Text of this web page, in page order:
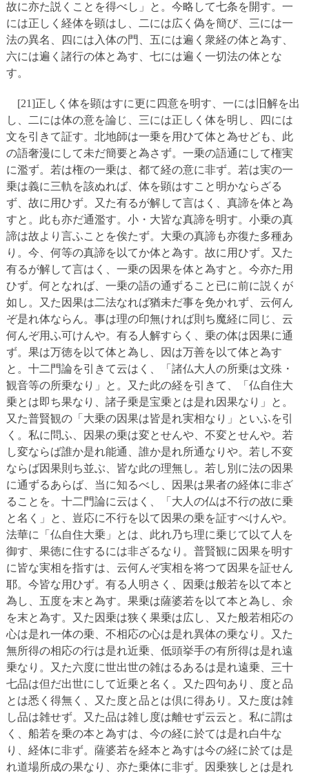
故に亦た説くことを得べし」と。今略して七条を開す。一
には正しく経体を顕はし、二には広く偽を簡び、三には一
法の異名、四には入体の門、五には遍く衆経の体と為す、
六には遍く諸行の体と為す、七には遍く一切法の体とな
す。
[21]正しく体を顕はすに更に四意を明す、一には旧解を出
し、二には体の意を論じ、三には正しく体を明し、四には
文を引きて証す。北地師は一乗を用ひて体と為せども、此
の語奢漫にして未だ簡要と為さず。一乗の語通にして権実
に濫ず。若は権の一乗は、都て経の意に非ず。若は実の一
乗は義に三軌を該ぬれば、体を顕はすこと明かならざる
ず、故に用ひず。又た有るが解して言はく、真諦を体と為
すと。此も亦だ通濫す。小・大皆な真諦を明す。小乗の真
諦は故より言ふことを俟たず。大乗の真諦も亦復た多種あ
り。今、何等の真諦を以てか体と為す。故に用ひず。又た
有るが解して言はく、一乗の因果を体と為すと。今亦た用
ひず。何となれば、一乗の語の通ずること已に前に説くが
如し。又た因果は二法なれば猶未だ事を免かれず、云何ん
ぞ是れ体ならん。事は理の印無ければ則ち魔経に同じ、云
何んぞ用ふ可けんや。有る人解すらく、乗の体は因果に通
ず。果は万徳を以て体と為し、因は万善を以て体と為す
と。十二門論を引きて云はく、「諸仏大人の所乗は文殊・
観音等の所乗なり」と。又た此の経を引きて、「仏自住大
乗とは即ち果なり、諸子乗是宝乗とは是れ因果なり」と。
又た普賢観の「大乗の因果は皆是れ実相なり」といふを引
く。私に問ふ、因果の乗は変とせんや、不変とせんや。若
し変ならば誰か是れ能通、誰か是れ所通なりや。若し不変
ならば因果則ち並ぶ、皆な此の理無し。若し別に法の因果
に通ずるあらば、当に知るべし、因果は果者の経体に非ざ
ることを。十二門論に云はく、「大人の仏は不行の故に乗
と名く」と、豈応に不行を以て因果の乗を証すべけんや。
法華に「仏自住大乗」とは、此れ乃ち理に乗じて以て人を
御す、果徳に住するには非ざるなり。普賢観に因果を明す
に皆な実相を指すは、云何んぞ実相を将つて因果を証せん
耶。今皆な用ひず。有る人明さく、因乗は般若を以て本と
為し、五度を末と為す。果乗は薩婆若を以て本と為し、余
を末と為す。又た因乗は狭く果乗は広し、又た般若相応の
心は是れ一体の乗、不相応の心は是れ異体の乗なり。又た
無所得の相応の行は是れ近乗、低頭挙手の有所得は是れ遠
乗なり。又た六度に世出世の雑はるあるは是れ遠乗、三十
七品は但だ出世にして近乗と名く。又た四句あり、度と品
とは悉く得無く、又た度と品とは倶に得あり。又た度は雑
し品は雑せず。又た品は雑し度は離せず云云と。私に謂は
く、船若を乗の本と為すは、今の経に於ては是れ白牛な
り、経体に非ず。薩婆若を経本と為すは今の経に於ては是
れ道場所成の果なり、亦た乗体に非ず。因乗狭しとは是れ